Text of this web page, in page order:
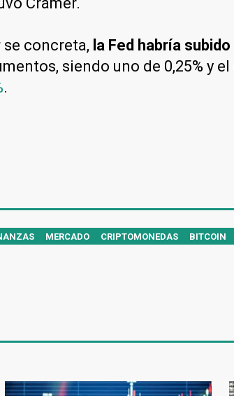
concreta, la Fed habría
siendo uno de 0,25% y
.
MERCADO CRIPTOMONEDAS BITCOIN